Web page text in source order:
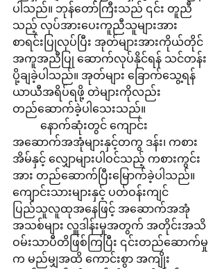
ပါသည်။ ဘုန်တော်ကြီးသည် ၎င်း တူညီ
သည့် လုပ်အားပေးကူညီသူများအား
စာရင်းပြုလုပ်ပြီး အုတ်များအားကိုယ်တိုင်
အကူအညီပြု ဆောက်လုပ်နိုင်ရန် သင်တန်း
ပို့ချခဲ့ပါသည်။ အုတ်များ ခြောက်သွေ့ရန်
ယာယီအရိပ်ရဖို့ တဲများကိုလည်း
တည်ဆောက်ခဲ့ပါသေးသည်။
အဆောက်အအုံများနှင့်တကွ ဒန်း၊ ကစား
အိမ်နှင့် လျှောများပါဝင်သည့် ကစားကွင်း
အား တည်ဆောက်ပြီးမြောက်ခဲ့ပါသည်။
ကျောင်းသားများနှင့် ပတ်ဝန်းကျင်
ပြည်သူလူထုအနေဖြင့် အဆောက်အအုံ
အသစ်များ လှူဒါန်းမှုအတွက် အတိုင်းအသိ
ဝမ်းသာပီတိဖြစ်ကြပြီး ၎င်းတည်ဆောက်မှု
က မည်မျှအထိ ကောင်းစွာ အကျိုး